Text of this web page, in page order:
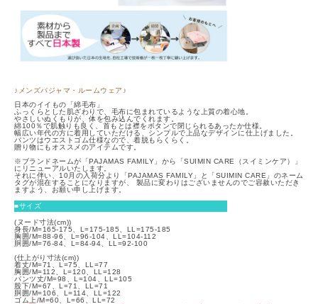
♪メンズパジャマ・ルームウェア♪
日本のイイもの「綿毛布」
ふっくらとした肌ざわりで、毛布に包まれているような上質の着心地。
やさしいぬくもりが、体を包み込んでくれます。
綿100％で肌触りも良く、首もとは襟をボタンで閉じられるあったか仕様。
幅広い年代の方に着用していただける、シンプルで上品なデザインに仕上げました。
パンツはウエストゴム仕様なので、着脱もらくらく。
贈り物にもオススメのアイテムです。
※ブランドネームが「PAJAMAS FAMILY」から「SUIMIN CARE（スイミンケア）」
にリニューアルいたします。
それに伴い、10月の入荷分より「PAJAMAS FAMILY」と「SUIMIN CARE」のネーム
タグが混在することになりますが、 製品に変わりはございませんのでご容赦いただき
ますよう、お願い申し上げます。
■サイズ
(ヌード寸法(cm))
身長/M=165-175、L=175-185、LL=175-185
胸囲/M=88-96、L=96-104、LL=104-112
胴囲/M=76-84、L=84-94、LL=92-100
(仕上がり寸法(cm))
着丈/M=71、L=75、LL=77
胸囲/M=112、L=120、LL=128
パンツ丈/M=98、L=104、LL=105
股下/M=67、L=71、LL=71
胴囲/M=106、L=114、LL=122
ゴム上/M=60、L=66、LL=72